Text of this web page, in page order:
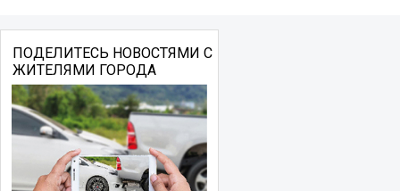
ПОДЕЛИТЕСЬ НОВОСТЯМИ С
ЖИТЕЛЯМИ ГОРОДА